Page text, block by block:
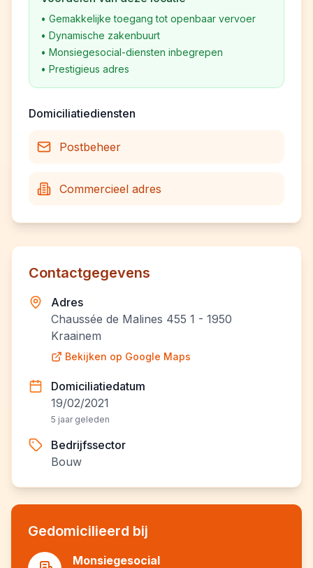
• Gemakkelijke toegang tot openbaar vervoer
• Dynamische zakenbuurt
• Monsiegesocial-diensten inbegrepen
• Prestigieus adres
Domiciliatiediensten
Postbeheer
Commercieel adres
Contactgegevens
Adres
Chaussée de Malines 455 1 - 1950
Kraainem
Bekijken op Google Maps
Domiciliatiedatum
19/02/2021
5 jaar geleden
Bedrijfssector
Bouw
Gedomicilieerd bij
Monsiegesocial